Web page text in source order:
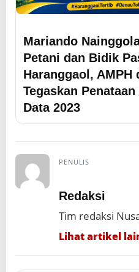
Mariando
Petani dan Bidik
Haranggaol, AMPH
Tegaskan
Data 2023
PENULIS
Redaksi
Tim redaksi
Lihat artikel